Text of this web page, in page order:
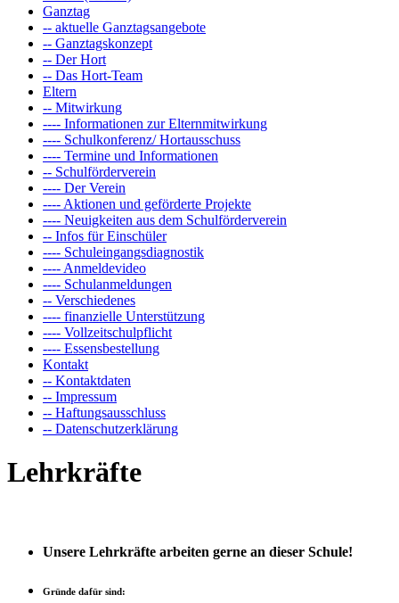
Ganztag
-- aktuelle Ganztagsangebote
-- Ganztagskonzept
-- Der Hort
-- Das Hort-Team
Eltern
-- Mitwirkung
---- Informationen zur Elternmitwirkung
---- Schulkonferenz/ Hortausschuss
---- Termine und Informationen
-- Schulförderverein
---- Der Verein
---- Aktionen und geförderte Projekte
---- Neuigkeiten aus dem Schulförderverein
-- Infos für Einschüler
---- Schuleingangsdiagnostik
---- Anmeldevideo
---- Schulanmeldungen
-- Verschiedenes
---- finanzielle Unterstützung
---- Vollzeitschulpflicht
---- Essensbestellung
Kontakt
-- Kontaktdaten
-- Impressum
-- Haftungsausschluss
-- Datenschutzerklärung
Lehrkräfte
Unsere Lehrkräfte arbeiten gerne an dieser Schule!
Gründe dafür sind: